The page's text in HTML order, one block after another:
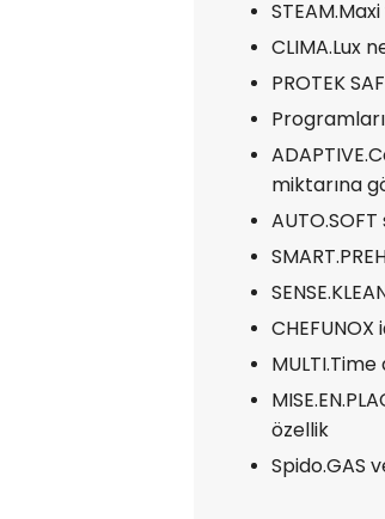
CLIMA.Lux
PROTEK
miktarına
özellik
Spido.GAS